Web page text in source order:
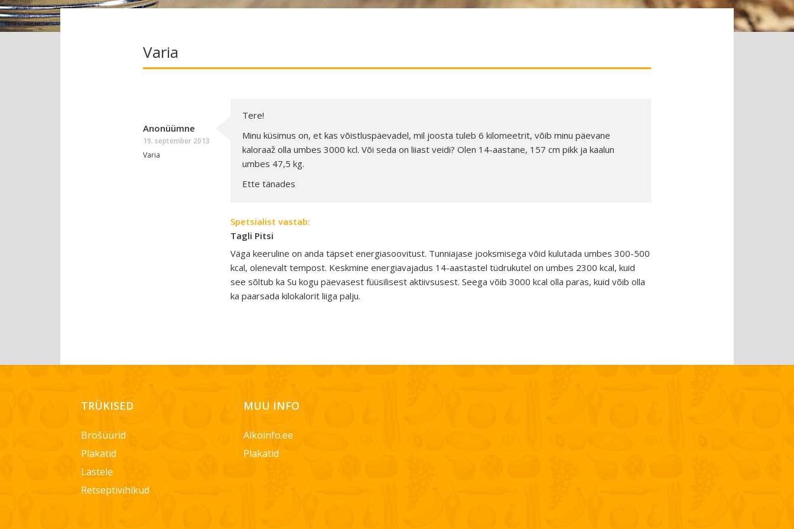
Varia
Anonüümne
19. september 2013
Varia
Tere!
Minu küsimus on, et kas võistluspäevadel, mil joosta tuleb 6 kilomeetrit, võib minu päevane
kaloraaž olla umbes 3000 kcl. Või seda on liiast veidi? Olen 14-aastane, 157 cm pikk ja kaalun
umbes 47,5 kg.
Ette tänades
Spetsialist vastab:
Tagli Pitsi
Väga keeruline on anda täpset energiasoovitust. Tunniajase jooksmisega võid kulutada umbes 300-500
kcal, olenevalt tempost. Keskmine energiavajadus 14-aastastel tüdrukutel on umbes 2300 kcal, kuid
see sõltub ka Su kogu päevasest füüsilisest aktiivsusest. Seega võib 3000 kcal olla paras, kuid võib olla
ka paarsada kilokalorit liiga palju.
TRÜKISED
Brošüürid
Plakatid
Lastele
Retseptivihikud
MUU INFO
Alkoinfo.ee
Plakatid